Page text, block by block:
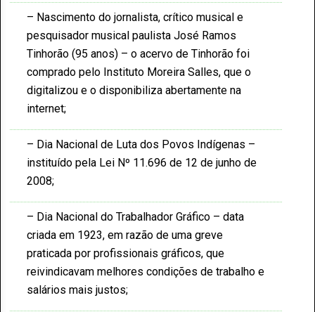
Nascimento do jornalista, crítico musical e
pesquisador musical paulista José Ramos
Tinhorão (95 anos) – o acervo de Tinhorão foi
comprado pelo Instituto Moreira Salles, que o
digitalizou e o disponibiliza abertamente na
internet
Dia Nacional de Luta dos Povos Indígenas –
instituído pela Lei Nº 11.696 de 12 de junho de
2008
Dia Nacional do Trabalhador Gráfico – data
criada em 1923, em razão de uma greve
praticada por profissionais gráficos, que
reivindicavam melhores condições de trabalho e
salários mais justos